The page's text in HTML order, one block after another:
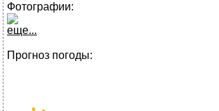
Фотографии:
еще...
Прогноз погоды: